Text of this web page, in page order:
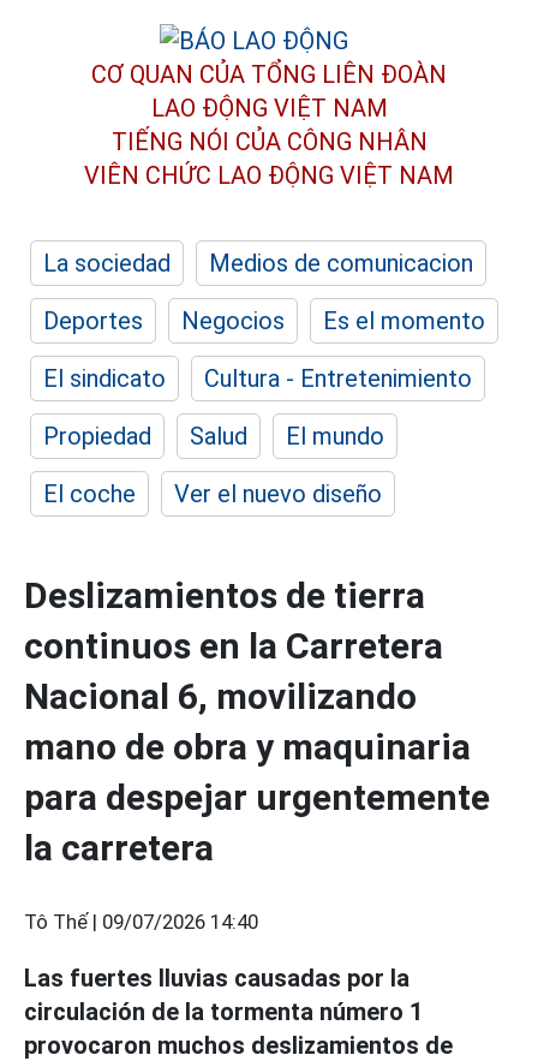
CƠ QUAN CỦA TỔNG LIÊN ĐOÀN
LAO ĐỘNG VIỆT NAM
TIẾNG NÓI CỦA CÔNG NHÂN
VIÊN CHỨC LAO ĐỘNG VIỆT NAM
La sociedad
Medios de comunicacion
Deportes
Negocios
Es el momento
El sindicato
Cultura - Entretenimiento
Propiedad
Salud
El mundo
El coche
Ver el nuevo diseño
Deslizamientos de tierra
continuos en la Carretera
Nacional 6, movilizando
mano de obra y maquinaria
para despejar urgentemente
la carretera
Tô Thế | 09/07/2026 14:40
Las fuertes lluvias causadas por la
circulación de la tormenta número 1
provocaron muchos deslizamientos de